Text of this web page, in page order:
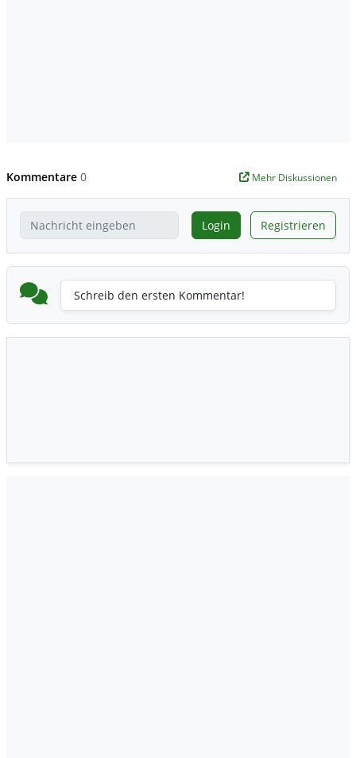
Kommentare 0 Mehr Diskussionen
Login Registrieren
Schreib den ersten Kommentar!